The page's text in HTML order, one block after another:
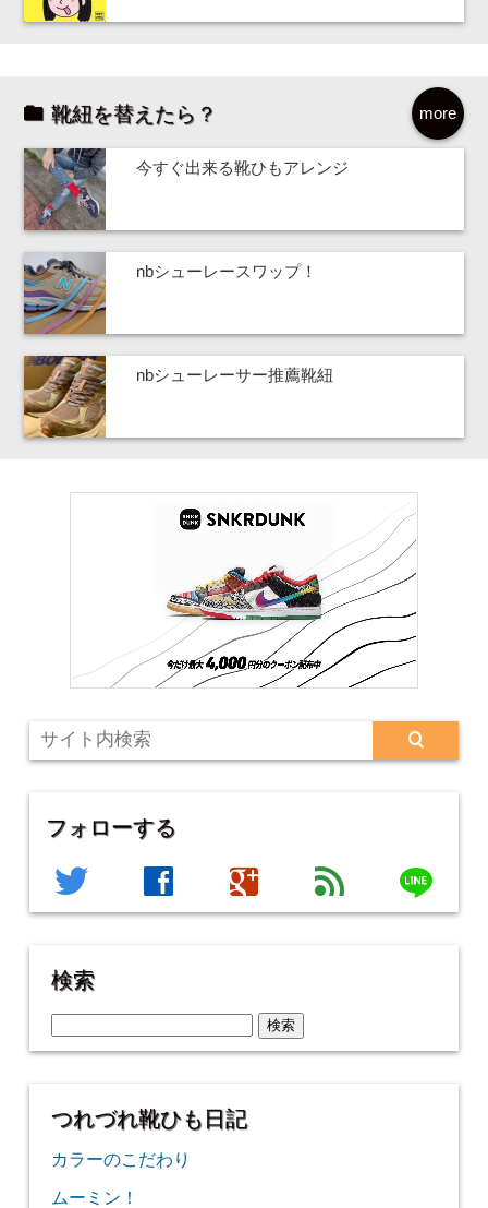
more
靴紐を替えたら？
今すぐ出来る靴ひもアレンジ
nbシューレースワップ！
nbシューレーサー推薦靴紐
フォローする
twitter facebook google feed line
検索
つれづれ靴ひも日記
カラーのこだわり
ムーミン！